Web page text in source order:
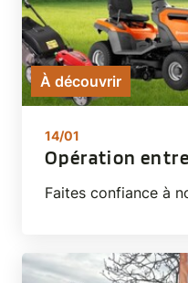
À découvrir
14/01
Opération
Faites confiance à